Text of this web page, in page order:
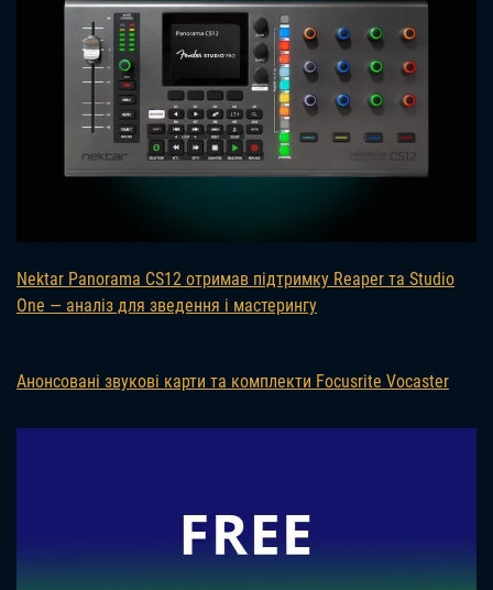
Nektar Panorama CS12 отримав підтримку Reaper та Studio
One — аналіз для зведення і мастерингу
Анонсовані звукові карти та комплекти Focusrite Vocaster